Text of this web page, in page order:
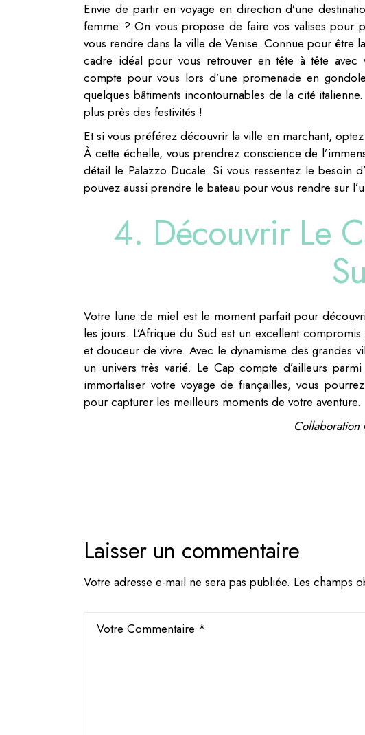
Envie de partir en voyage en direction d’une
femme ? On vous propose de faire vos valises pour
vous rendre dans la ville de Venise. Connue pour être
cadre idéal pour vous retrouver en tête à tête
compte pour vous lors d’une promenade en
quelques bâtiments incontournables de la cité
plus près des festivités !
Et si vous préférez découvrir la ville en marchant,
À cette échelle, vous prendrez conscience de
détail le Palazzo Ducale. Si vous ressentez le besoin
pouvez aussi prendre le bateau pour vous rendre sur
4. Découvrir Le
Votre lune de miel est le moment parfait pour
les jours. L’Afrique du Sud est un excellent
et douceur de vivre. Avec le dynamisme des grandes
un univers très varié. Le Cap compte d’ailleurs
immortaliser votre voyage de fiançailles, vous
pour capturer les meilleurs moments de votre aventure.
Laisser un commentaire
Votre adresse e-mail ne sera pas publiée. Les champs